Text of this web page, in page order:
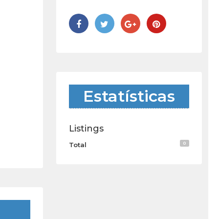
Estatísticas
Listings
Total 0